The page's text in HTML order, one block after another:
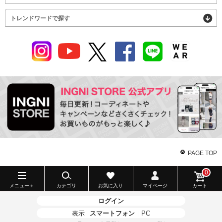
トレンドワードで探す
PAGE TOP
メニュー＋ カテゴリ お気に入り マイページ カート
0
ログイン
表示
スマートフォン ｜ PC